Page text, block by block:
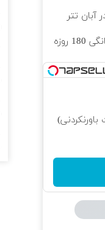
⏳فرصت محدود!! 3000گیگ اینترنت خانگی 180 روزه